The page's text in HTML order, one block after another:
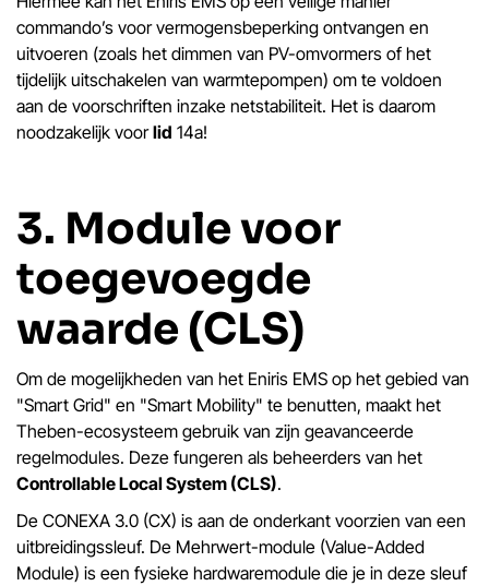
commando’s voor vermogensbeperking ontvangen en
uitvoeren (zoals het dimmen van PV-omvormers of het
tijdelijk uitschakelen van warmtepompen) om te voldoen
aan de voorschriften inzake netstabiliteit. Het is daarom
noodzakelijk voorlid 14a!
3. Module voor
toegevoegde
waarde (CLS)
Om de mogelijkheden van het Eniris EMS op het gebied van
"Smart Grid" en "Smart Mobility" te benutten, maakt het
Theben-ecosysteem gebruik van zijn geavanceerde
regelmodules. Deze fungeren als beheerders van het
Controllable Local System (CLS).
De CONEXA 3.0 (CX) is aan de onderkant voorzien van een
uitbreidingssleuf. De Mehrwert-module (Value-Added
Module) is een fysieke hardwaremodule die je in deze sleuf